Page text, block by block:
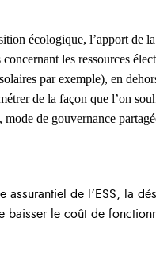
écologique, l’apport de
les ressources
par exemple), en
de la façon que l’on
de gouvernance
assurantiel de l’ESS, la
baisser le coût de